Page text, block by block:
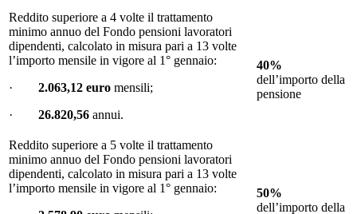
Reddito superiore a 4 volte il trattamento
minimo annuo del Fondo pensioni lavoratori
dipendenti, calcolato in misura pari a 13 volte
l’importo mensile in vigore al 1° gennaio:
· 2.063,12 euro mensili;
· 26.820,56 annui.
40%
dell’importo della
pensione
Reddito superiore a 5 volte il trattamento
minimo annuo del Fondo pensioni lavoratori
dipendenti, calcolato in misura pari a 13 volte
l’importo mensile in vigore al 1° gennaio:
50%
dell’importo della